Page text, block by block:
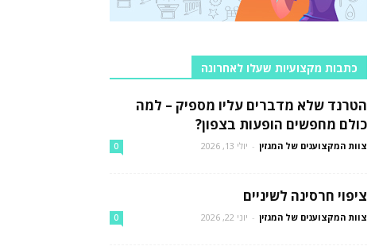
כתבות מקצועיות שעלו לאחרונה
הטרנד שלא מדברים עליו מספיק – למה
כולם מחפשים הופעות בצפון?
צוות המקצוענים של המגזין - יולי 13, 2026 0
ציפוי חרסינה לשיניים
צוות המקצוענים של המגזין - יוני 22, 2026 0